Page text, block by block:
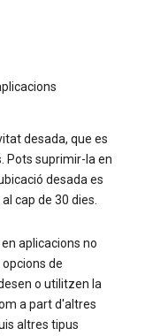
desada, que es
Pots suprimir-la en
desada es
cap de 30 dies.
aplicacions no
de
o utilitzen la
a part d'altres
altres tipus